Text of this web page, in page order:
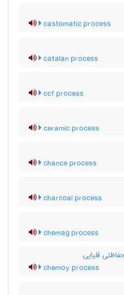
castomatic process
catalan process
ccf process
ceramic process
chance process
charcoal process
chemag process
قلیایی
chemoy process